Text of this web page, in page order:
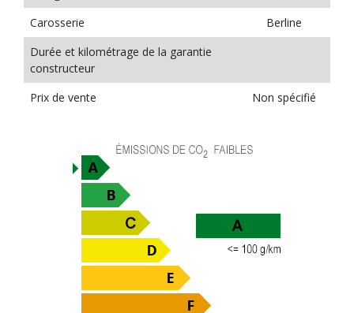
Carosserie
Berline
Durée et kilométrage de la garantie
constructeur
Prix de vente
Non spécifié